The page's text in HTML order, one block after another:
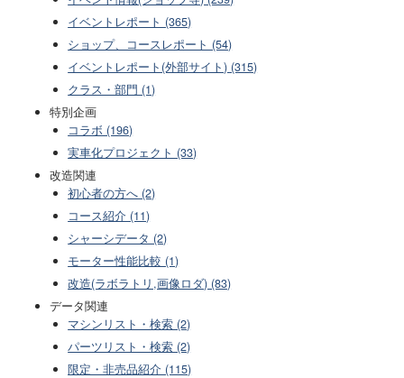
イベントレポート (365)
ショップ、コースレポート (54)
イベントレポート(外部サイト) (315)
クラス・部門 (1)
特別企画
コラボ (196)
実車化プロジェクト (33)
改造関連
初心者の方へ (2)
コース紹介 (11)
シャーシデータ (2)
モーター性能比較 (1)
改造(ラボラトリ,画像ロダ) (83)
データ関連
マシンリスト・検索 (2)
パーツリスト・検索 (2)
限定・非売品紹介 (115)